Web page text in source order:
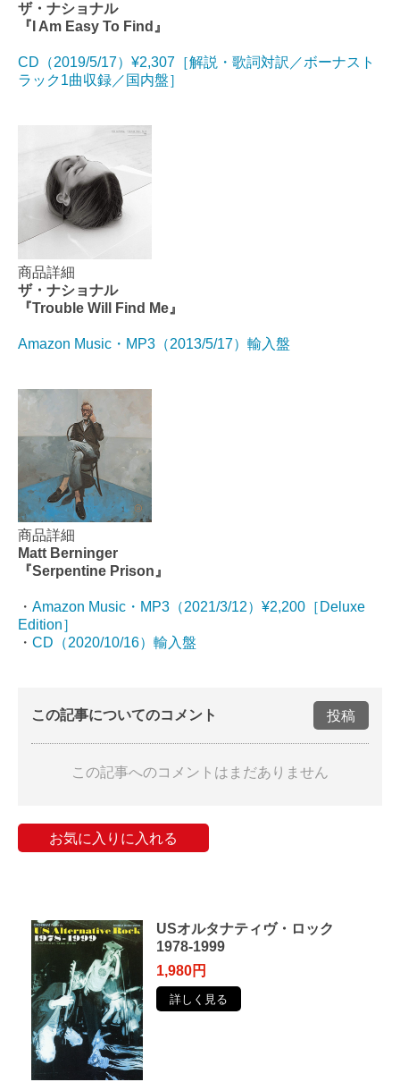
ザ・ナショナル
『I Am Easy To Find』
CD（2019/5/17）¥2,307［解説・歌詞対訳／ボーナスト
ラック1曲収録／国内盤］
商品詳細
ザ・ナショナル
『Trouble Will Find Me』
Amazon Music・MP3（2013/5/17）輸入盤
商品詳細
Matt Berninger
『Serpentine Prison』
・ Amazon Music・MP3（2021/3/12）¥2,200［Deluxe
Edition］
・ CD（2020/10/16）輸入盤
この記事についてのコメント 投稿
この記事へのコメントはまだありません
お気に入りに入れる
USオルタナティヴ・ロック
1978-1999
1,980円
詳しく見る